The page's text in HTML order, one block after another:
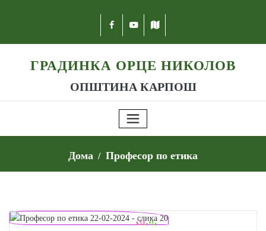
ГРАДИНКА ОРЦЕ НИКОЛОВ
ОПШТИНА КАРПОШ
Дома Професор по етика